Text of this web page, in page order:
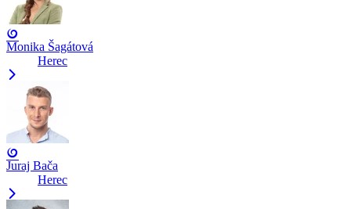
Monika Šagátová
Herec
Juraj Bača
Herec